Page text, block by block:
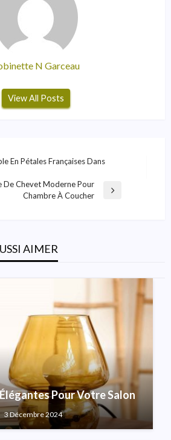
N Garceau
View All Posts
En Pétales Françaises Dans
De Chevet Moderne Pour
Chambre À Coucher
AIMER
Pour Votre Salon
3 Décembre 2024